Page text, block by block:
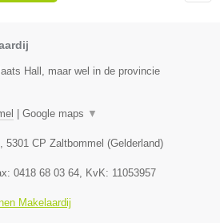
Hall, maar wel in de provincie
| Google maps ▼
5301 CP Zaltbommel (Gelderland)
0418 68 03 64 , KvK: 11053957
Makelaardij